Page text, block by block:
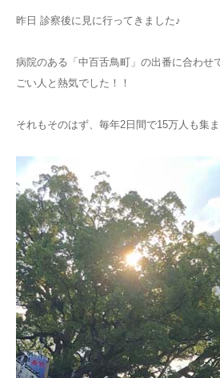
昨日 診察後に見に行ってきました♪
病院のある「中百舌鳥町」の出番に合わせ
ごい人と熱気でした！！
それもそのはず、毎年2日間で15万人も集